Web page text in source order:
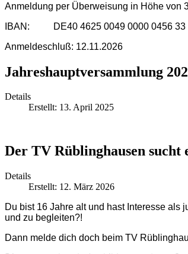
Anmeldung per Überweisung in Höhe von
IBAN: DE40 4625 0049 0000 0456 33
Anmeldeschluß: 12.11.2026
Jahreshauptversammlung
Details
Erstellt: 13. April 2025
Der TV Rüblinghausen
Details
Erstellt: 12. März 2026
Du bist 16 Jahre alt und hast Interesse als
und zu begleiten?!
Dann melde dich doch beim TV